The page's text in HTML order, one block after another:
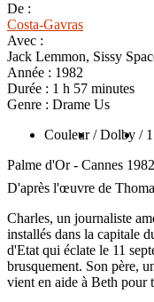
De :
Costa-Gavras
Avec :
Jack Lemmon, Sissy
Année : 1982
Durée : 1 h 57 minutes
Genre : Drame Us
Couleur / Dolby /
Palme d'Or - Cannes 1982
D'après l'œuvre de
Charles, un journaliste
installés dans la capitale
d'Etat qui éclate le 11
brusquement. Son père,
vient en aide à Beth pour